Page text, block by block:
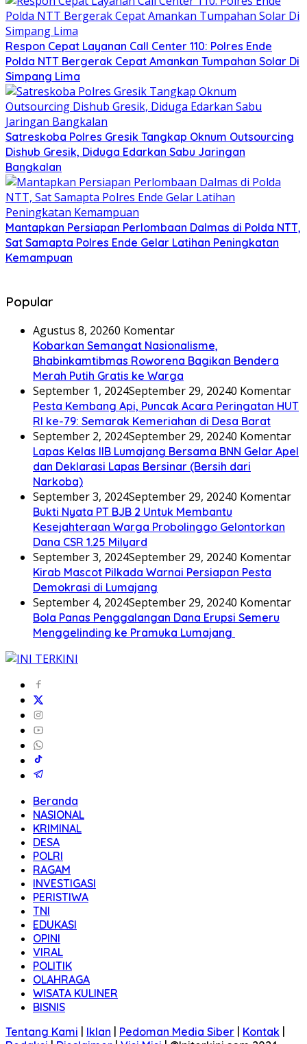
Respon Cepat Layanan Call Center 110: Polres Ende
Polda NTT Bergerak Cepat Amankan Tumpahan Solar Di
Simpang Lima
Satreskoba Polres Gresik Tangkap Oknum Outsourcing
Dishub Gresik, Diduga Edarkan Sabu Jaringan
Bangkalan
Mantapkan Persiapan Perlombaan Dalmas di Polda NTT,
Sat Samapta Polres Ende Gelar Latihan Peningkatan
Kemampuan
Popular
Agustus 8, 20260 Komentar
Kobarkan Semangat Nasionalisme,
Bhabinkamtibmas Roworena Bagikan Bendera
Merah Putih Gratis ke Warga
September 1, 2024September 29, 20240 Komentar
Pesta Kembang Api, Puncak Acara Peringatan HUT
RI ke-79: Semarak Kemeriahan di Desa Barat
September 2, 2024September 29, 20240 Komentar
Lapas Kelas IIB Lumajang Bersama BNN Gelar Apel
dan Deklarasi Lapas Bersinar (Bersih dari
Narkoba)
September 3, 2024September 29, 20240 Komentar
Bukti Nyata PT BJB 2 Untuk Membantu
Kesejahteraan Warga Probolinggo Gelontorkan
Dana CSR 1.25 Milyard
September 3, 2024September 29, 20240 Komentar
Kirab Mascot Pilkada Warnai Persiapan Pesta
Demokrasi di Lumajang
September 4, 2024September 29, 20240 Komentar
Bola Panas Penggalangan Dana Erupsi Semeru
Menggelinding ke Pramuka Lumajang
Beranda
NASIONAL
KRIMINAL
DESA
POLRI
RAGAM
INVESTIGASI
PERISTIWA
TNI
EDUKASI
OPINI
VIRAL
POLITIK
OLAHRAGA
WISATA KULINER
BISNIS
Tentang Kami | Iklan | Pedoman Media Siber | Kontak |